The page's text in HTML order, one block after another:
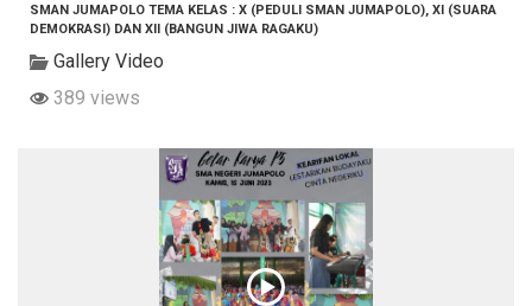
SMAN JUMAPOLO TEMA KELAS : X (PEDULI SMAN JUMAPOLO), XI (SUARA
DEMOKRASI) DAN XII (BANGUN JIWA RAGAKU)
Gallery Video
389 views